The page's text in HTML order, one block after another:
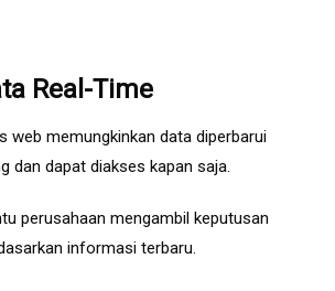
Real-Time
web memungkinkan data diperbarui
dan dapat diakses kapan saja.
perusahaan mengambil keputusan
informasi terbaru.